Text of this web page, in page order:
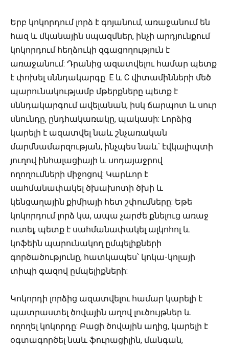
Երբ կոկորդում լորձ է գոյանում, առաջանում են
հազ և մկանային սպազմներ, ինչի արդյունքում
կոկորդում հեղձուկի զգացողություն է
առաջանում: Դրանից ազատվելու համար պետք
է փոխել սննդակարգը: E և C վիտամինների մեծ
պարունակությամբ մթերքները պետք է
սննդակարգում ավելանան, իսկ ճարպոտ և սուր
սնունդը, ընդհակառակը, պակասի: Լորձից
կարելի է ազատվել նաև շնչառական
մարմնամարզության, ինչպես նաև՝ էվկալիպտի
յուղով ինհալացիայի և սոդայաջրով
ողողումների միջոցով: Կարևոր է
սահմանափակել ծխախոտի ծխի և
կենցաղային քիմիայի հետ շփումները: Եթե
կոկորդում լորձ կա, ապա չարժե քնելուց առաջ
ուտել, պետք է սահմանափակել ալկոհոլ և
կոֆեին պարունակող ըմպելիքների
գործածությունը, հատկապես՝ կոկա-կոլայի
տիպի գազով ըմպելիքների:
Կոկորդի լորձից ազատվելու համար կարելի է
պատրաստել ծովային աղով լուծույթներ և
ողողել կոկորդը: Բացի ծովային աղից, կարելի է
օգտագործել նաև ֆուրացիլին, մանգան,